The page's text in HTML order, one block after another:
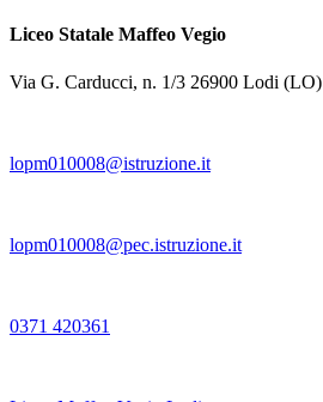
Liceo Statale Maffeo Vegio
Via G. Carducci, n. 1/3 26900 Lodi (LO)
lopm010008@istruzione.it
lopm010008@pec.istruzione.it
0371 420361